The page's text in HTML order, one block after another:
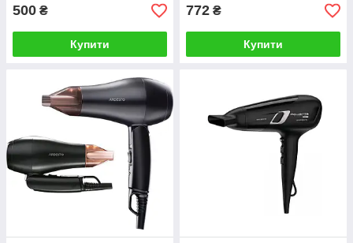
500 ₴
Купити
772 ₴
Купити